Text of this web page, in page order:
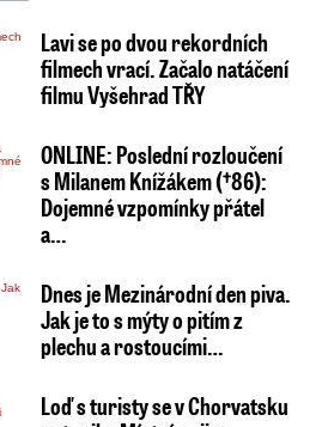
Lavi se po dvou rekordních
filmech vrací. Začalo natáčení
filmu Vyšehrad TŘY
ONLINE: Poslední rozloučení
s Milanem Knížákem (†86):
Dojemné vzpomínky přátel
a…
Dnes je Mezinárodní den piva.
Jak je to s mýty o pitím z
plechu a rostoucími…
Loď s turisty se v Chorvatsku